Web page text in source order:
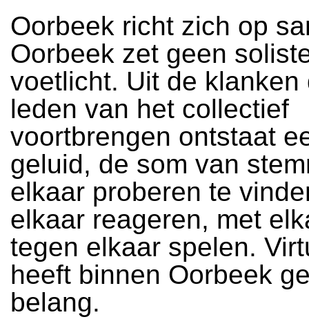
Oorbeek richt zich op
Oorbeek zet geen
voetlicht. Uit de klanken
leden van het collectief
voortbrengen ontstaat
geluid, de som van
elkaar proberen te
elkaar reageren, met
tegen elkaar spelen.
heeft binnen Oorbeek
belang.